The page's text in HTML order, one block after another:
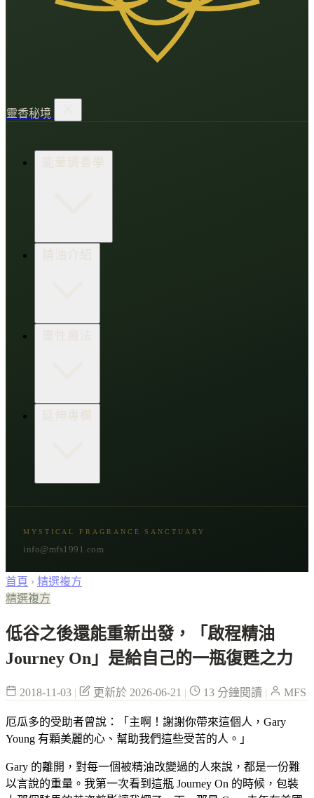
靈香秘境
能量調香學
香氛調頻術
生活點子王
精油介紹
木質類
樹脂類
靈性魔法
顯化與吸引力
延伸專欄
古文明與神話
節氣與民俗
MYSTICAL FRAGRANCE SANCTUARY
info@mfs1991.com
首頁 › 精選複方
精選複方
低谷之後還能重新出發，「啟程精油
Journey On」是給自己的一瓶復甦之力
2018-11-03 | 更新於 2026-06-21 | 13 分鐘閱讀 | MFS
厄瓜多的受助者曾說：「主啊！謝謝你帶來這個人，Gary
Young 有顆美麗的心、幫助我們這些受苦的人。」
Gary 的離開，對每一個被精油改變過的人來說，都是一份難
以言說的重量。我第一次看到這瓶 Journey On 的時候，包裝